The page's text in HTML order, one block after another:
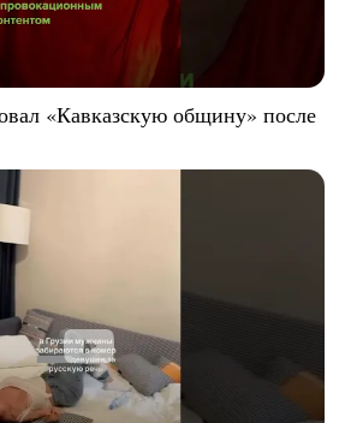
«Кавказскую общину» после